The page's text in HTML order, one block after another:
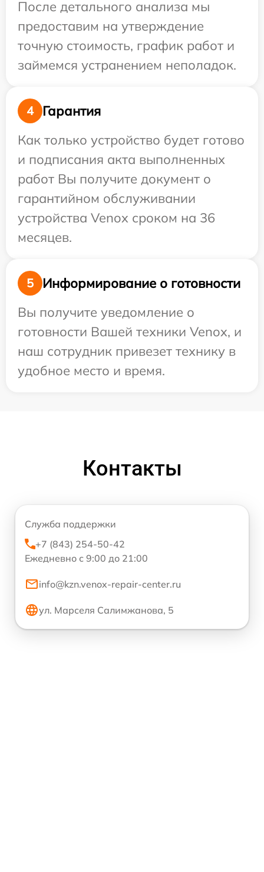
После детального анализа мы
предоставим на утверждение
точную стоимость, график работ и
займемся устранением неполадок.
4
Гарантия
Как только устройство будет готово
и подписания акта выполненных
работ Вы получите документ о
гарантийном обслуживании
устройства Venox сроком на 36
месяцев.
5
Информирование о готовности
Вы получите уведомление о
готовности Вашей техники Venox, и
наш сотрудник привезет технику в
удобное место и время.
Контакты
Служба поддержки
+7 (843) 254-50-42
Ежедневно с 9:00 до 21:00
info@kzn.venox-repair-center.ru
ул. Марселя Салимжанова, 5